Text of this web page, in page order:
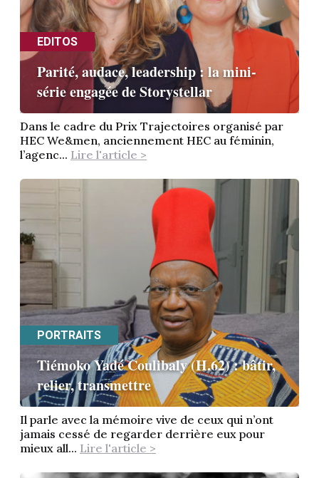
EDITOS
Parité, audace, leadership : la mini-
série engagée de Storystellar
Dans le cadre du Prix Trajectoires organisé par
HEC We&men, anciennement HEC au féminin,
l’agenc... Lire l'article >
PORTRAITS
Tiémoko Yadé Coulibaly (H.62) : bâtir,
relier, transmettre
Il parle avec la mémoire vive de ceux qui n’ont
jamais cessé de regarder derrière eux pour
mieux all... Lire l'article >